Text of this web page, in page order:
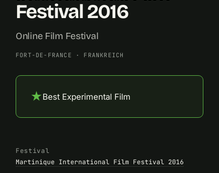
Festival 2016
Online Film Festival
FORT-DE-FRANCE · FRANKREICH
★Best Experimental Film
Festival
Martinique International Film Festival 2016